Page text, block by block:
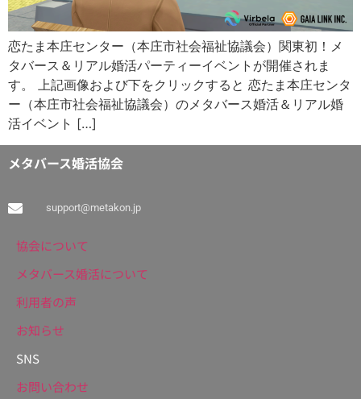
恋たま本庄センター（本庄市社会福祉協議会）関東初！メ
タバース＆リアル婚活パーティーイベントが開催されま
す。 上記画像および下をクリックすると 恋たま本庄センタ
ー（本庄市社会福祉協議会）のメタバース婚活＆リアル婚
活イベント […]
メタバース婚活協会
support@metakon.jp
協会について
メタバース婚活について
利用者の声
お知らせ
SNS
お問い合わせ